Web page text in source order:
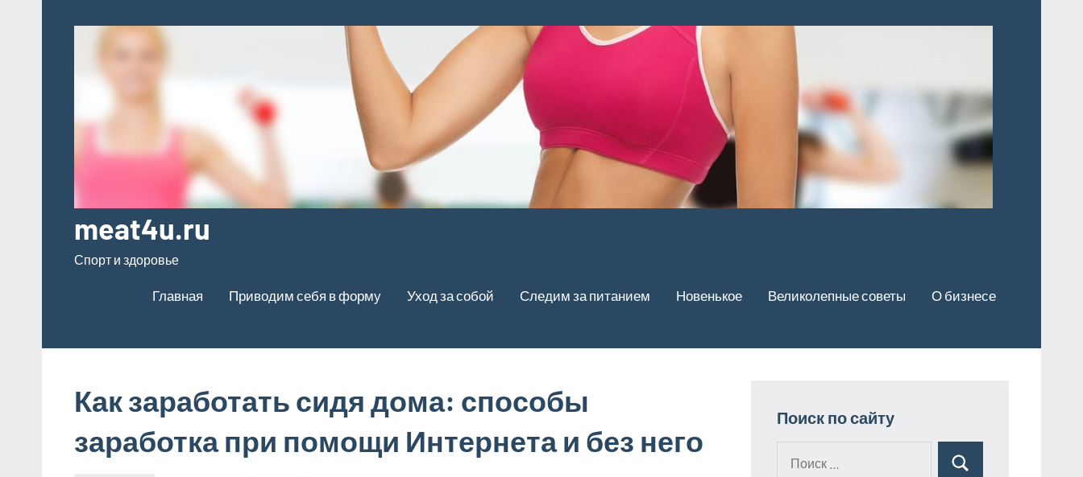
meat4u.ru
Спорт и здоровье
Главная Приводим себя в форму Уход за собой Следим за питанием Новенькое Великолепные советы О бизнесе
Как заработать сидя дома: способы
заработка при помощи Интернета и без него
Поиск по сайту